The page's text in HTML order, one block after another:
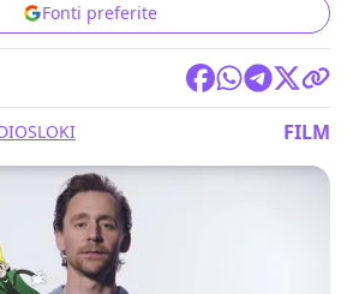
Fonti preferite
LOKI FILM